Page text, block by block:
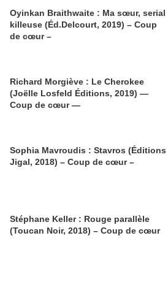
Oyinkan Braithwaite : Ma sœur, serial
killeuse (Éd.Delcourt, 2019) – Coup
de cœur –
Richard Morgiève : Le Cherokee
(Joëlle Losfeld Éditions, 2019) —
Coup de cœur —
Sophia Mavroudis : Stavros (Éditions
Jigal, 2018) – Coup de cœur –
Stéphane Keller : Rouge parallèle
(Toucan Noir, 2018) – Coup de cœur